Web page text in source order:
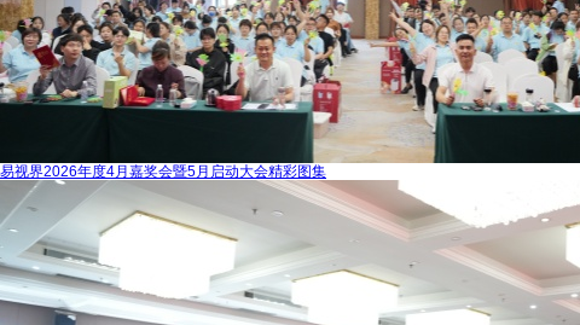
易视界2026年度4月嘉奖会暨5月启动大会精彩图集